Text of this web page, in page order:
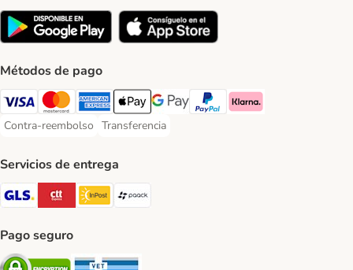
Métodos de pago
Visa Payment Method
Mastercard Payment Method
American Express Payment Method
Apple Pay Payment Method
Google Pay Payment Method
PayPal Payment Method
Klarna Payment Method
Contra-reembolso
Contra-reembolso Payment Method
Transferencia
Transferencia Payment Method
Servicios de entrega
GLS Shipping Method
CTTExpress Shipping Method
InPost Shipping Method
paack Shipping Method
Pago seguro
Security